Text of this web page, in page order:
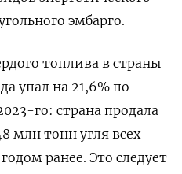
эмбарго.
топлива в страны
упал на 21,6% по
го: страна продала
млн тонн угля всех
ранее. Это следует